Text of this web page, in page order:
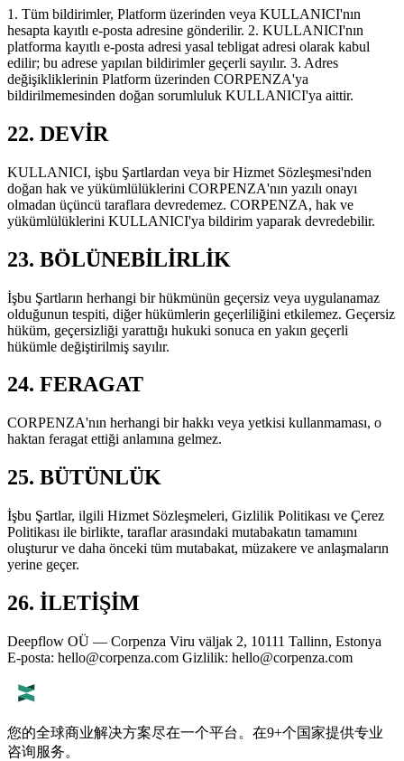
1. Tüm bildirimler, Platform üzerinden veya KULLANICI'nın
hesapta kayıtlı e-posta adresine gönderilir. 2. KULLANICI'nın
platforma kayıtlı e-posta adresi yasal tebligat adresi olarak kabul
edilir; bu adrese yapılan bildirimler geçerli sayılır. 3. Adres
değişikliklerinin Platform üzerinden CORPENZA'ya
bildirilmemesinden doğan sorumluluk KULLANICI'ya aittir.
22. DEVİR
KULLANICI, işbu Şartlardan veya bir Hizmet Sözleşmesi'nden
doğan hak ve yükümlülüklerini CORPENZA'nın yazılı onayı
olmadan üçüncü taraflara devredemez. CORPENZA, hak ve
yükümlülüklerini KULLANICI'ya bildirim yaparak devredebilir.
23. BÖLÜNEBİLİRLİK
İşbu Şartların herhangi bir hükmünün geçersiz veya uygulanamaz
olduğunun tespiti, diğer hükümlerin geçerliliğini etkilemez. Geçersiz
hüküm, geçersizliği yarattığı hukuki sonuca en yakın geçerli
hükümle değiştirilmiş sayılır.
24. FERAGAT
CORPENZA'nın herhangi bir hakkı veya yetkisi kullanmaması, o
haktan feragat ettiği anlamına gelmez.
25. BÜTÜNLÜK
İşbu Şartlar, ilgili Hizmet Sözleşmeleri, Gizlilik Politikası ve Çerez
Politikası ile birlikte, taraflar arasındaki mutabakatın tamamını
oluşturur ve daha önceki tüm mutabakat, müzakere ve anlaşmaların
yerine geçer.
26. İLETİŞİM
Deepflow OÜ — Corpenza Viru väljak 2, 10111 Tallinn, Estonya
E-posta: hello@corpenza.com Gizlilik: hello@corpenza.com
您的全球商业解决方案尽在一个平台。在9+个国家提供专业
咨询服务。